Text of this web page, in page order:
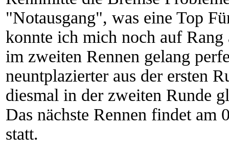
"Notausgang", was eine Top
konnte ich mich noch auf
im zweiten Rennen gelang
neuntplazierter aus der ersten
diesmal in der zweiten Runde
Das nächste Rennen findet am
statt.